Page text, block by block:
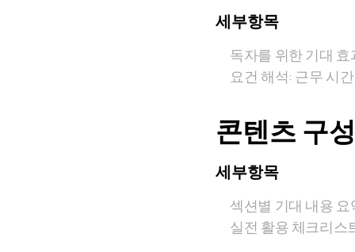
세부항목
독자를 위한 기대
요건 해석: 근무 시
콘텐츠 구
세부항목
섹션별 기대 내용
실전 활용 체크리스